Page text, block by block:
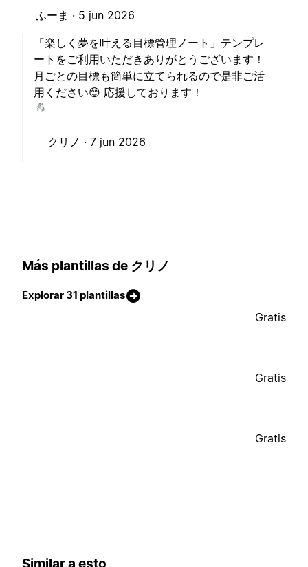
ふーま · 5 jun 2026
「楽しく夢を叶える目標管理ノート」テンプレ
ートをご利用いただきありがとうございます！
月ごとの目標も簡単に立てられるので是非ご活
用ください😊 応援しております！
クリノ · 7 jun 2026
Más plantillas de クリノ
Explorar 31 plantillas
Gratis
Gratis
Gratis